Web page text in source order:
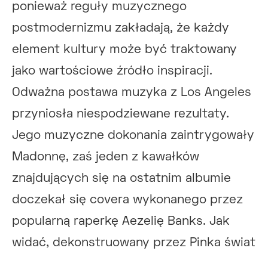
ponieważ reguły muzycznego
postmodernizmu zakładają, że każdy
element kultury może być traktowany
jako wartościowe źródło inspiracji.
Odważna postawa muzyka z Los Angeles
przyniosła niespodziewane rezultaty.
Jego muzyczne dokonania zaintrygowały
Madonnę, zaś jeden z kawałków
znajdujących się na ostatnim albumie
doczekał się covera wykonanego przez
popularną raperkę Aezelię Banks. Jak
widać, dekonstruowany przez Pinka świat